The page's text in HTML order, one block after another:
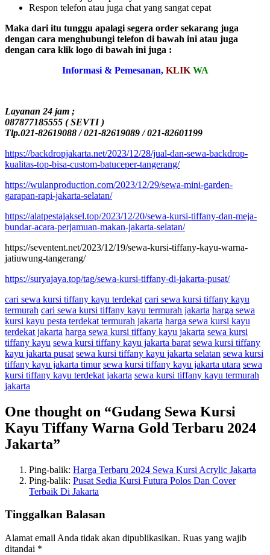
Respon telefon atau juga chat yang sangat cepat
Maka dari itu tunggu apalagi segera order sekarang juga
dengan cara menghubungi telefon di bawah ini atau juga
dengan cara klik logo di bawah ini juga :
Informasi & Pemesanan, KLIK WA
Layanan 24 jam ;
087877185555 ( SEVTI )
Tlp.021-82619088 / 021-82619089 / 021-82601199
https://backdropjakarta.net/2023/12/28/jual-dan-sewa-backdrop-
kualitas-top-bisa-custom-batuceper-tangerang/
https://wulanproduction.com/2023/12/29/sewa-mini-garden-
garapan-rapi-jakarta-selatan/
https://alatpestajaksel.top/2023/12/20/sewa-kursi-tiffany-dan-meja-
bundar-acara-perjamuan-makan-jakarta-selatan/
https://seventent.net/2023/12/19/sewa-kursi-tiffany-kayu-warna-
jatiuwung-tangerang/
https://suryajaya.top/tag/sewa-kursi-tiffany-di-jakarta-pusat/
cari sewa kursi tiffany kayu terdekat cari sewa kursi tiffany kayu
termurah cari sewa kursi tiffany kayu termurah jakarta harga sewa
kursi kayu pesta terdekat termurah jakarta harga sewa kursi kayu
terdekat jakarta harga sewa kursi tiffany kayu jakarta sewa kursi
tiffany kayu sewa kursi tiffany kayu jakarta barat sewa kursi tiffany
kayu jakarta pusat sewa kursi tiffany kayu jakarta selatan sewa kursi
tiffany kayu jakarta timur sewa kursi tiffany kayu jakarta utara sewa
kursi tiffany kayu terdekat jakarta sewa kursi tiffany kayu termurah
jakarta
One thought on “Gudang Sewa Kursi
Kayu Tiffany Warna Gold Terbaru 2024
Jakarta”
Ping-balik: Harga Terbaru 2024 Sewa Kursi Acrylic Jakarta
Ping-balik: Pusat Sedia Kursi Futura Polos Dan Cover
Terbaik Di Jakarta
Tinggalkan Balasan
Alamat email Anda tidak akan dipublikasikan. Ruas yang wajib
ditandai *